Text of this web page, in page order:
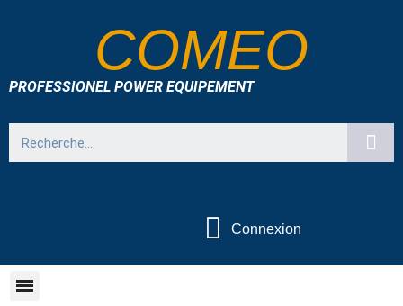
COMEO
PROFESSIONEL POWER EQUIPEMENT
Connexion